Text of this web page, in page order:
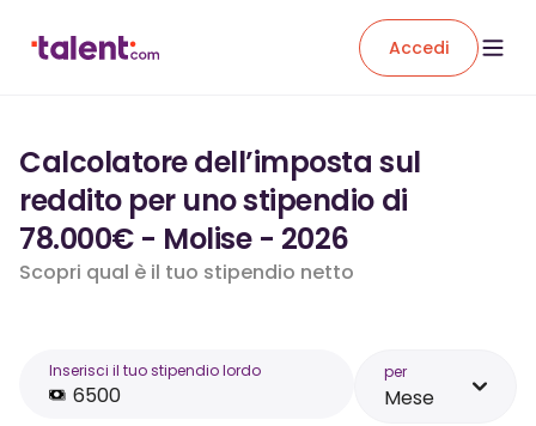
Accedi
Calcolatore dell’imposta sul
reddito per uno stipendio di
78.000€ - Molise - 2026
Scopri qual è il tuo stipendio netto
Inserisci il tuo stipendio lordo per
Mese